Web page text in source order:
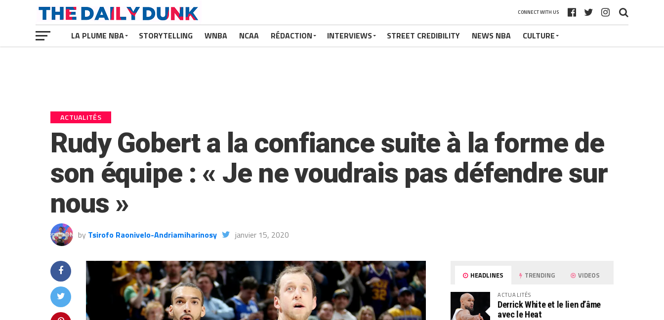
CONNECT WITH US
LA PLUME NBA STORYTELLING WNBA NCAA RÉDACTION INTERVIEWS STREET CREDIBILITY NEWS NBA CULTURE
ACTUALITÉS
Rudy Gobert a la confiance suite à la forme de
son équipe : « Je ne voudrais pas défendre sur
nous »
by Tsirofo Raonivelo-Andriamiharinosy janvier 15, 2020
HEADLINES TRENDING VIDEOS
ACTUALITÉS
Derrick White et le lien d’âme
avec le Heat